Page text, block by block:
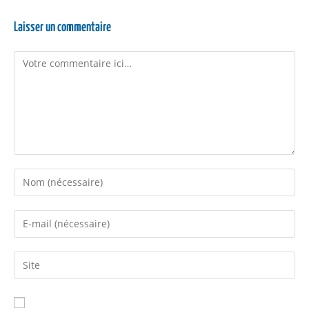
Laisser un commentaire